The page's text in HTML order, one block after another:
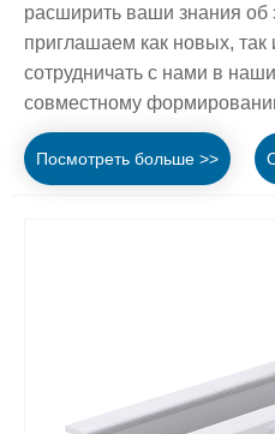
расширить ваши знания об
приглашаем как новых, так
сотрудничать с нами в
совместному
Посмотреть больше >>